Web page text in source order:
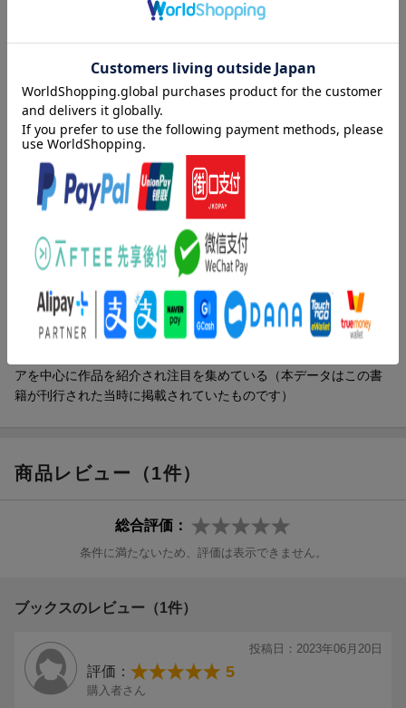
す。自由工作や贈り物にもぴったりの、新機軸の1冊です。
●ブックフォールディングとは●
ブックフォールディングとは、本のページを折って作る作品のこ
と。ハサミなどの刃物を使うことはなく、簡単・安全に作ること
ができます。読んでも、作っても、飾っても楽しいブックフォー
ルディング。本を読んでから一度に全部折っても、名言を楽しみ
ながら毎日少しずつ折ってもOK。あなただけの楽しみ方で、あな
ただけの特別な1冊にしてください。
内容紹介（「BOOK」データベースより）
「ブックフォールディング」は本のページを折るだけで作れる作
品です。ページを折るだけなので、ハサミなどの刃物を使うこと
はなく、簡単・安全に楽しむことができます。自由研究、工作は
もちろん、折った後は飾っても楽しめるので、名言とともにプレ
ゼントとしても贈れます。
著者情報（「BOOK」データベースより）
ヒンクレイ，ディ（Hinklay,D.）
ブックフォールディングクリエイター。ブックフォールディング
のブランドＯｒｕＦｕｎを立ち上げる。作品価値を高めること、
クラフトとして楽しめるブックフォールディングの両方を追求
アを中心に作品を紹介され注目を集めている（本データはこの書
籍が刊行された当時に掲載されていたものです）
商品レビュー（1件）
総合評価：
条件に満たないため、評価は表示できません。
ブックスのレビュー（1件）
投稿日：2023年06月20日
評価： 5
購入者さん